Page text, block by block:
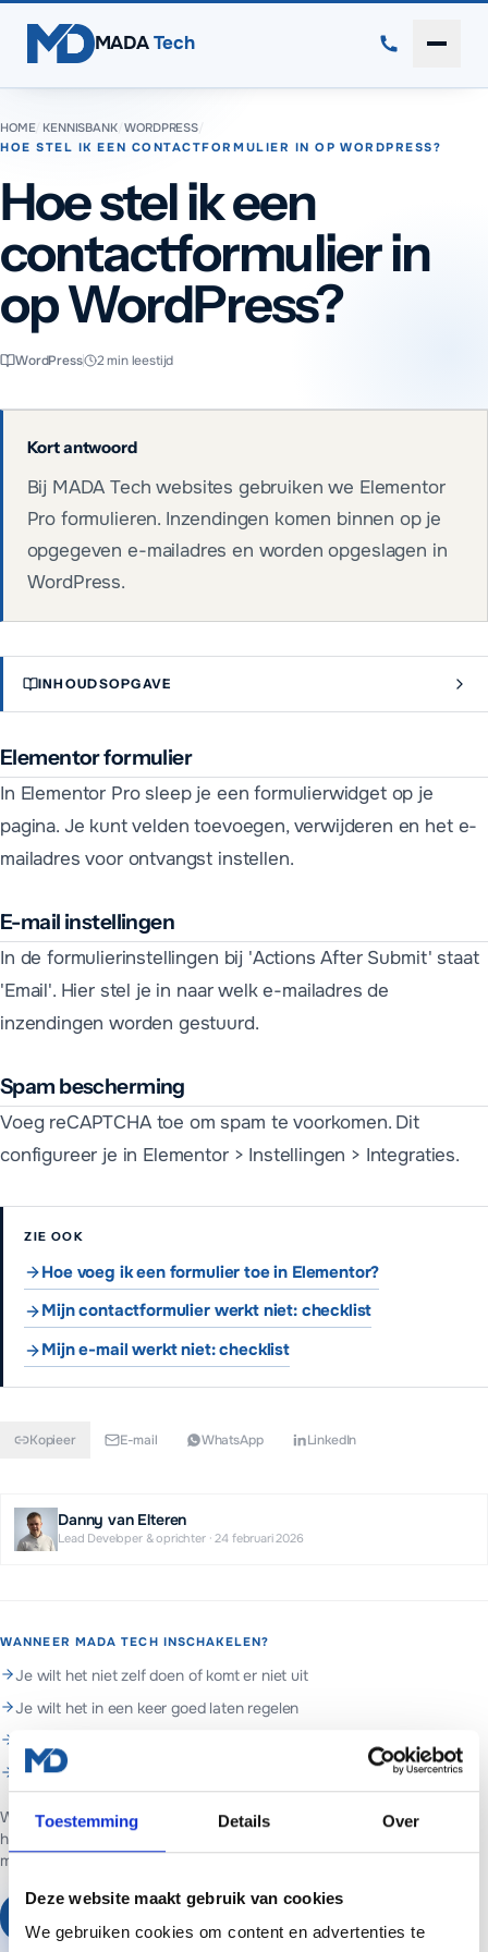
Toestemming Details Over
Deze website maakt gebruik van cookies
We gebruiken cookies om content en advertenties te
MADA Tech
HOME/ KENNISBANK/WORDPRESS /
HOE STEL IK EEN CONTACTFORMULIER IN OP WORDPRESS?
Hoe stel ik een
contactformulier in
op WordPress?
WordPress 2min leestijd
Kort antwoord
Bij MADA Tech websites gebruiken we Elementor
Pro formulieren. Inzendingen komen binnen op je
opgegeven e-mailadres en worden opgeslagen in
WordPress.
INHOUDSOPGAVE
Elementor formulier
In Elementor Pro sleep je een formulierwidget op je
pagina. Je kunt velden toevoegen, verwijderen en het e-
mailadres voor ontvangst instellen.
E-mail instellingen
In de formulierinstellingen bij 'Actions After Submit' staat
'Email'. Hier stel je in naar welk e-mailadres de
inzendingen worden gestuurd.
Spam bescherming
Voeg reCAPTCHA toe om spam te voorkomen. Dit
configureer je in Elementor > Instellingen > Integraties.
ZIE OOK
Hoe voeg ik een formulier toe in Elementor?
Mijn contactformulier werkt niet: checklist
Mijn e-mail werkt niet: checklist
Kopieer E-mail WhatsApp LinkedIn
Danny van Elteren
Lead Developer & oprichter·24 februari 2026
WANNEER MADA TECH INSCHAKELEN?
Je wilt het niet zelf doen of komt er niet uit
Je wilt het in een keer goed laten regelen
Je wilt hulp met wordpress
Web- en marketingpartner in Assen. Websites voor ondernemers in
heel Nederland.
managed hosting en basis SEO.